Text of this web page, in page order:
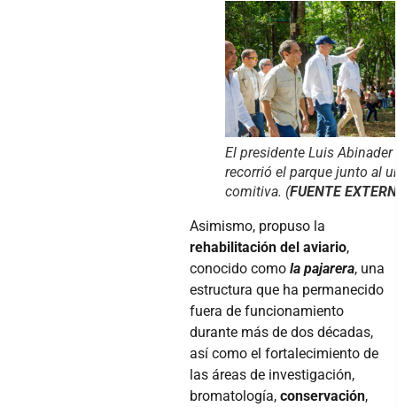
El presidente Luis Abinader
recorrió el parque junto al
comitiva. (FUENTE EXTERNA
Asimismo, propuso la
rehabilitación del aviario,
conocido comola pajarera, una
estructura que ha permanecido
fuera de funcionamiento
durante más de dos décadas,
así como el fortalecimiento de
las áreas de investigación,
bromatología,conservación,